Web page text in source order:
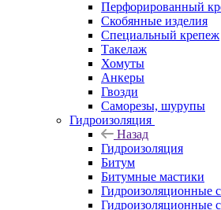
Перфорированный
Скобянные изделия
Специальный крепеж
Такелаж
Хомуты
Анкеры
Гвозди
Саморезы, шурупы
Гидроизоляция
Назад
Гидроизоляция
Битум
Битумные мастики
Гидроизоляционные
Гидроизоляционные